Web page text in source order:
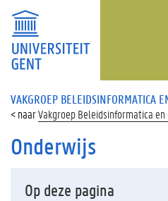
VAKGROEP BELEIDSINFORMATICA
Vakgroep Beleidsinformatica
Onderwijs
Op deze pagina